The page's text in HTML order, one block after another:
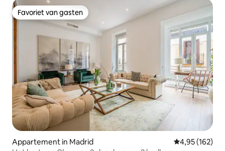
Favoriet van gasten
Favoriet van gasten
Appartement in Madrid Gemiddelde
4,95 (162)